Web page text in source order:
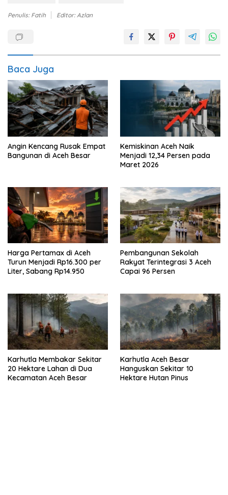
Penulis: Fatih Editor: Azlan
Baca Juga
Angin Kencang Rusak Empat
Bangunan di Aceh Besar
Kemiskinan Aceh Naik
Menjadi 12,34 Persen pada
Maret 2026
Harga Pertamax di Aceh
Turun Menjadi Rp16.300 per
Liter, Sabang Rp14.950
Pembangunan Sekolah
Rakyat Terintegrasi 3 Aceh
Capai 96 Persen
Karhutla Membakar Sekitar
20 Hektare Lahan di Dua
Kecamatan Aceh Besar
Karhutla Aceh Besar
Hanguskan Sekitar 10
Hektare Hutan Pinus